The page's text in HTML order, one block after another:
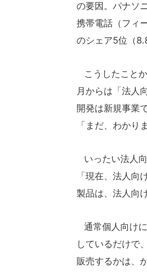
の要因。パナソ
携帯電話（フィ
のシェア5位（
こうしたこと
月からは「法人
開発は新規事業
「まだ、わかり
いったい法人
「現在、法人向
製品は、法人向
通常個人向け
しているだけで
販売するかは、